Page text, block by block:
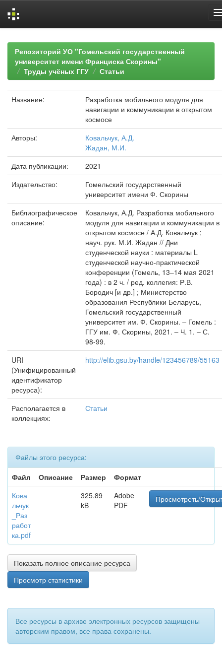
navigationРепозиторий УО "Гомельский государственный
университет имени Франциска Скорины"
Труды учёных ГГУ
Статьи
Название:
Разработка мобильного модуля для
навигации и коммуникации в открытом
космосе
Авторы:
Ковальчук, А.Д.
Жадан, М.И.
Дата публикации:
2021
Издательство:
Гомельский государственный
университет имени Ф. Скорины
Библиографическое
описание:
Ковальчук, А.Д. Разработка мобильного
модуля для навигации и коммуникации в
открытом космосе / А.Д. Ковальчук ;
науч. рук. М.И. Жадан // Дни
студенческой науки : материалы L
студенческой научно-практической
конференции (Гомель, 13–14 мая 2021
года) : в 2 ч. / ред. коллегия: Р.В.
Бородич [и др.] ; Министерство
образования Республики Беларусь,
Гомельский государственный
университет им. Ф. Скорины. – Гомель :
ГГУ им. Ф. Скорины, 2021. – Ч. 1. – С.
98-99.
URI
(Унифицированный
идентификатор
ресурса):
http://elib.gsu.by/handle/123456789/55163
Располагается в
коллекциях:
Статьи
Файлы этого ресурса:
Файл
Описание Размер
Формат
Кова
льчук
_Раз
работ
ка.pdf
325.89
kB
Adobe
PDF
Просмотреть/
Показать полное описание ресурса
Просмотр статистики
Все ресурсы в архиве электронных ресурсов защищены
авторским правом, все права сохранены.